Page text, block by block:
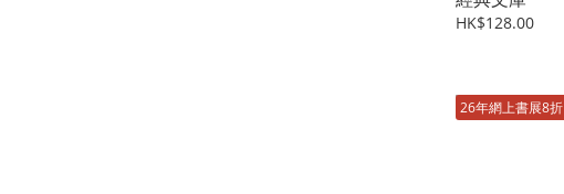
HK$128.00
26年網上書展8折